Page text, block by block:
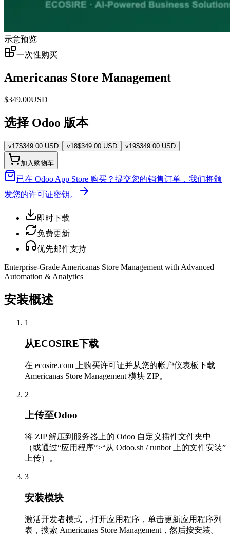
示意预览
一次性购买
Americanas Store Management
$349.00USD
选择 Odoo 版本
v17$349.00 USD v18$349.00 USD v19$349.00 USD
加入购物车
已在 Odoo App Store 购买？ 提交您的销售订单，我们将颁
发您的许可证密钥。
即时下载
免费更新
优先邮件支持
Enterprise-Grade Americanas Store Management with Advanced
Automation & Analytics
安装概述
1
从ECOSIRE下载
在 ecosire.com 上购买许可证并从您的帐户仪表板下载
Americanas Store Management 模块 ZIP。
2
上传至Odoo
将 ZIP 解压到服务器上的 Odoo 自定义插件文件夹中
（或通过“应用程序”>“从 Odoo.sh / runbot 上的文件安装”
上传）。
3
安装模块
激活开发者模式，打开应用程序，单击更新应用程序列
表，搜索 Americanas Store Management，然后按安装。